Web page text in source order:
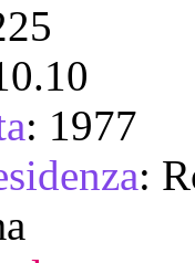
: 1977
: